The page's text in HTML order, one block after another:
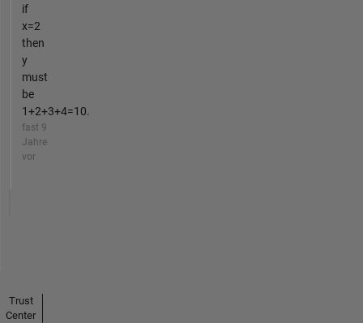
if
x=2
then
y
must
be
1+2+3+4=10.
fast 9
Jahre
vor
Trust
Center